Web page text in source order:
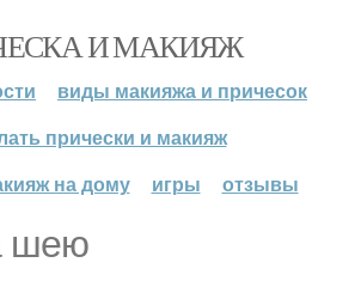
И МАКИЯЖ
виды макияжа и причесок
прически и макияж
на дому
игры отзывы
шею